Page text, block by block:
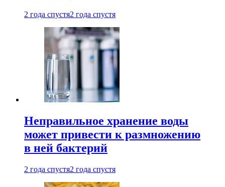
2 года спустя2 года спустя
Неправильное хранение воды
может привести к размножению
в ней бактерий
2 года спустя2 года спустя